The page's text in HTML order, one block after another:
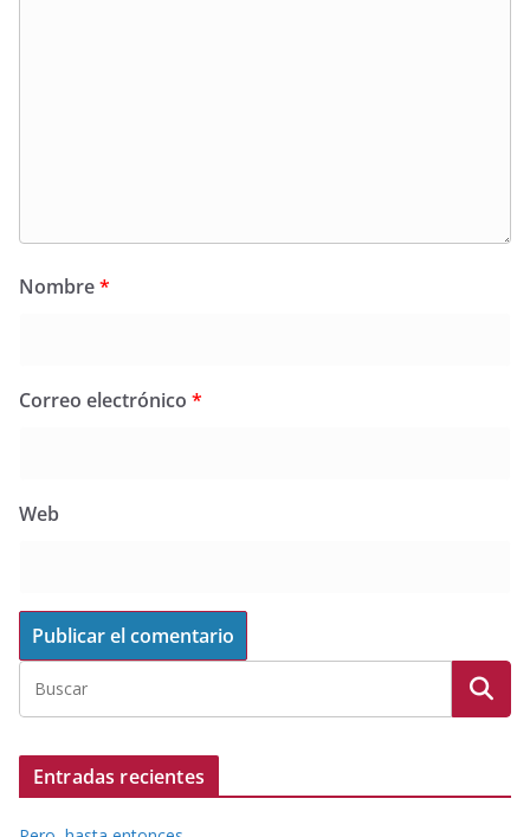
Nombre*
Correo electrónico *
Web
Entradas recientes